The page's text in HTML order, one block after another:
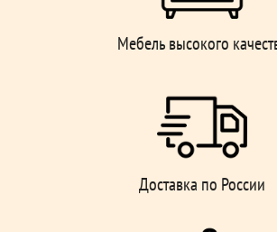
Мебель высокого
Доставка по России